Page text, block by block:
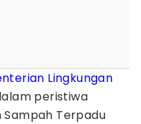
Lingkungan
peristiwa
Terpadu